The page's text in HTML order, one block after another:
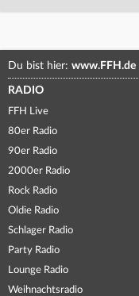
Du bist hier: www.FFH.de
RADIO
FFH Live
80er Radio
90er Radio
2000er Radio
Rock Radio
Oldie Radio
Schlager Radio
Party Radio
Lounge Radio
Weihnachtsradio